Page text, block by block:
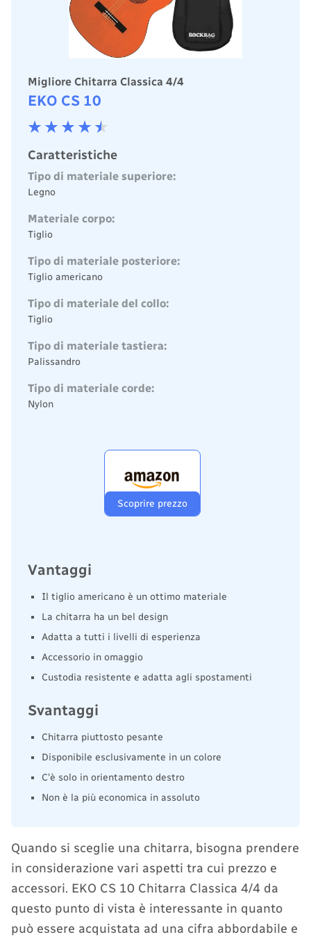
Migliore Chitarra Classica 4/4
EKO CS 10
Caratteristiche
Tipo di materiale superiore:
Legno
Materiale corpo:
Tiglio
Tipo di materiale posteriore:
Tiglio americano
Tipo di materiale del collo:
Tiglio
Tipo di materiale tastiera:
Palissandro
Tipo di materiale corde:
Nylon
Scoprire prezzo
Vantaggi
Il tiglio americano è un ottimo materiale
La chitarra ha un bel design
Adatta a tutti i livelli di esperienza
Accessorio in omaggio
Custodia resistente e adatta agli spostamenti
Svantaggi
Chitarra piuttosto pesante
Disponibile esclusivamente in un colore
C'è solo in orientamento destro
Non è la più economica in assoluto
Quando si sceglie una chitarra, bisogna prendere
in considerazione vari aspetti tra cui prezzo e
accessori. EKO CS 10 Chitarra Classica 4/4 da
questo punto di vista è interessante in quanto
può essere acquistata ad una cifra abbordabile e